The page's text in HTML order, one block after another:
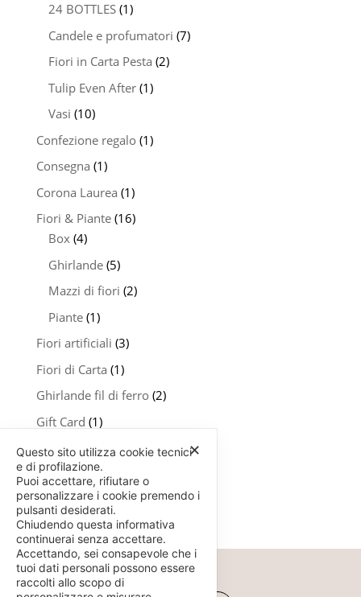
24 BOTTLES (1)
Candele e profumatori (7)
Fiori in Carta Pesta (2)
Tulip Even After (1)
Vasi (10)
Confezione regalo (1)
Consegna (1)
Corona Laurea (1)
Fiori & Piante (16)
Box (4)
Ghirlande (5)
Mazzi di fiori (2)
Piante (1)
Fiori artificiali (3)
Fiori di Carta (1)
Ghirlande fil di ferro (2)
Gift Card (1)
Senza categoria (6) ✕
Questo sito utilizza cookie tecnici
e di profilazione.
Puoi accettare, rifiutare o
personalizzare i cookie premendo i
pulsanti desiderati.
Chiudendo questa informativa
continuerai senza accettare.
Accettando, sei consapevole che i
tuoi dati personali possono essere
raccolti allo scopo di